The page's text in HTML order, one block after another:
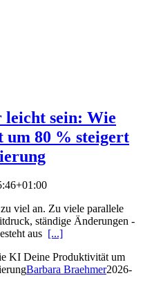
sein: Wie
80 % steigert
viel an. Zu viele parallele
ständige Änderungen -
aus [...]
KI Deine Produktivität um
Barbara Braehmer2026-